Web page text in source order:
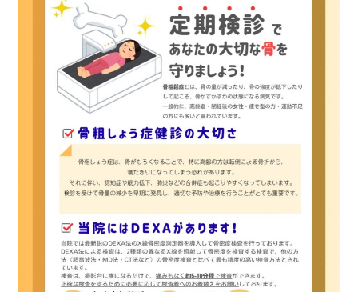
マ
チ
科
リ
ニ
ッ
の延
伸に
繋が
最適
な診
案・
をし
てい
す。
熱海
駅南